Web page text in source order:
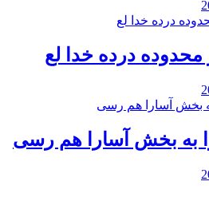
درده خدا لع
به بخش آسارا هم رسی